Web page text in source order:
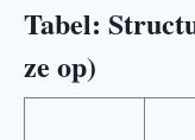
Tabel:
ze op)